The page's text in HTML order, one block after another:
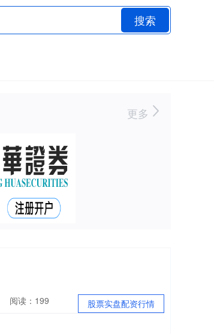
搜索
更多
股票实盘配资行情
阅读：199